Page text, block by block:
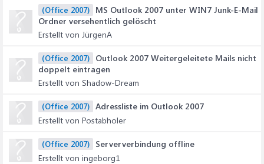
(Office 2007)
MS Outlook 2007 unter WIN7 Junk-E-Mail
Ordner versehentlich gelöscht
Erstellt von JürgenA
(Office 2007)
Outlook 2007 Weitergeleitete Mails nicht
doppelt eintragen
Erstellt von Shadow-Dream
(Office 2007) Adressliste im Outlook 2007
Erstellt von Postabholer
(Office 2007)
Serververbindung offline
Erstellt von ingeborg1